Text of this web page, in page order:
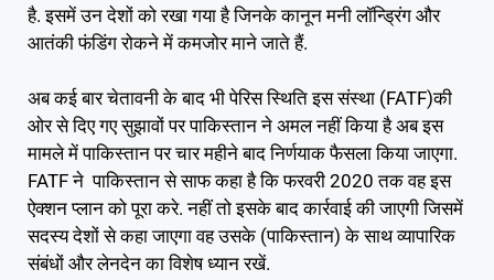
है. इसमें उन देशों को रखा गया है जिनके कानून मनी लॉन्ड्रिंग और
आतंकी फंडिंग रोकने में कमजोर माने जाते हैं.
अब कई बार चेतावनी के बाद भी पेरिस स्थिति इस संस्था (FATF)की
ओर से दिए गए सुझावों पर पाकिस्तान ने अमल नहीं किया है अब इस
मामले में पाकिस्तान पर चार महीने बाद निर्णयाक फैसला किया जाएगा.
FATF ने पाकिस्तान से साफ कहा है कि फरवरी 2020 तक वह इस
ऐक्शन प्लान को पूरा करे. नहीं तो इसके बाद कार्रवाई की जाएगी जिसमें
सदस्य देशों से कहा जाएगा वह उसके (पाकिस्तान) के साथ व्यापारिक
संबंधों और लेनदेन का विशेष ध्यान रखें.